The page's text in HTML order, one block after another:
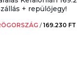
+ repülőjegy!
/169.230 FT